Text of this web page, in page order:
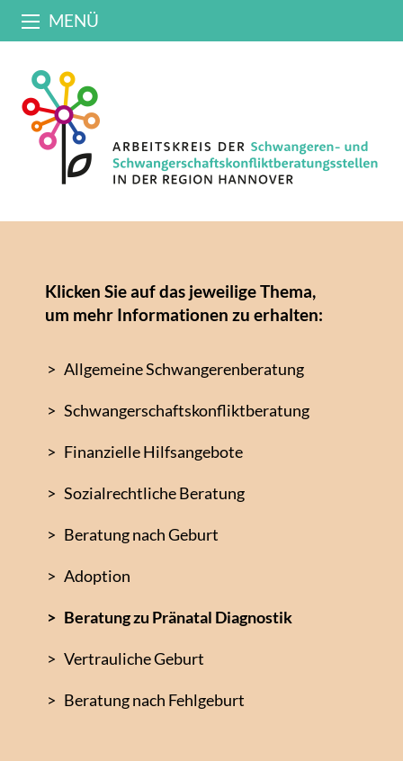
MENÜ
Klicken Sie auf das jeweilige Thema,
um mehr Informationen zu erhalten:
Allgemeine Schwangerenberatung
Schwangerschaftskonfliktberatung
Finanzielle Hilfsangebote
Sozialrechtliche Beratung
Beratung nach Geburt
Adoption
Beratung zu Pränatal Diagnostik
Vertrauliche Geburt
Beratung nach Fehlgeburt